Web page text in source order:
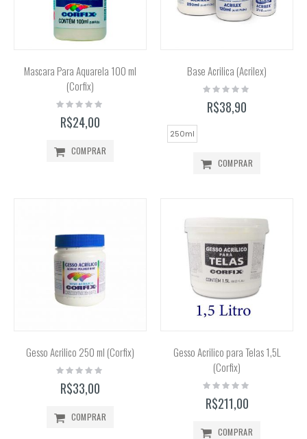
Mascara Para Aquarela 100 ml
(Corfix)
Rating:
R$24,00
COMPRAR
Base Acrilica (Acrilex)
Rating:
R$38,90
250ml
COMPRAR
Gesso Acrilico 250 ml (Corfix)
Rating:
0%
R$33,00
COMPRAR
Gesso Acrilico para Telas 1,5L
(Corfix)
Rating:
0%
R$211,00
COMPRAR